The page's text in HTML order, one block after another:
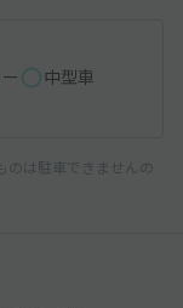
中型車
は駐車できませんの